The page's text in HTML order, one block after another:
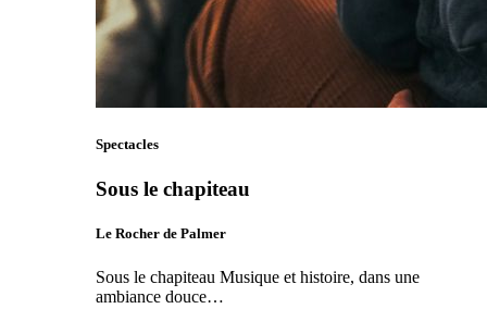
Spectacles
Sous le chapiteau
Le Rocher de Palmer
Sous le chapiteau Musique et histoire, dans une
ambiance douce…